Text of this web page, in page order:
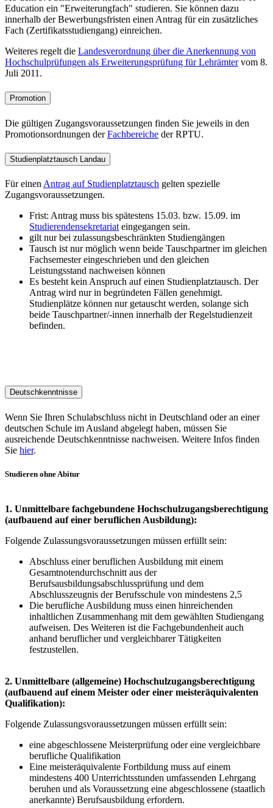
Education ein "Erweiterungfach" studieren. Sie können dazu
innerhalb der Bewerbungsfristen einen Antrag für ein zusätzliches
Fach (Zertifikatsstudiengang) einreichen.
Weiteres regelt die Landesverordnung über die Anerkennung von
Hochschulprüfungen als Erweiterungsprüfung für Lehrämtervom 8.
Juli 2011.
Promotion
Die gültigen Zugangsvoraussetzungen finden Sie jeweils in den
Promotionsordnungen derFachbereiche der RPTU.
Studienplatztausch Landau
Für einen Antrag auf Studienplatztausch gelten spezielle
Zugangsvoraussetzungen.
Frist: Antrag muss bis spätestens 15.03. bzw. 15.09. im
Studierendensekretariat eingegangen sein.
gilt nur bei zulassungsbeschränkten Studiengängen
Tausch ist nur möglich wenn beide Tauschpartner im gleichen
Fachsemester eingeschrieben und den gleichen
Leistungsstand nachweisen können
Es besteht kein Anspruch auf einen Studienplatztausch. Der
Antrag wird nur in begründeten Fällen genehmigt.
Studienplätze können nur getauscht werden, solange sich
beide Tauschpartner/-innen innerhalb der Regelstudienzeit
befinden.
Deutschkenntnisse
Wenn Sie Ihren Schulabschluss nicht in Deutschland oder an einer
deutschen Schule im Ausland abgelegt haben, müssen Sie
ausreichende Deutschkenntnisse nachweisen. Weitere Infos finden
Sie hier.
Studieren ohne Abitur
1. Unmittelbare fachgebundene Hochschulzugangsberechtigung
(aufbauend auf einer beruflichen Ausbildung):
Folgende Zulassungsvoraussetzungen müssen erfüllt sein:
Abschluss einer beruflichen Ausbildung mit einem
Gesamtnotendurchschnitt aus der
Berufsausbildungsabschlussprüfung und dem
Abschlusszeugnis der Berufsschule von mindestens 2,5
Die berufliche Ausbildung muss einen hinreichenden
inhaltlichen Zusammenhang mit dem gewählten Studiengang
aufweisen. Des Weiteren ist die Fachgebundenheit auch
anhand beruflicher und vergleichbarer Tätigkeiten
festzustellen.
2. Unmittelbare (allgemeine) Hochschulzugangsberechtigung
(aufbauend auf einem Meister oder einer meisteräquivalenten
Qualifikation):
Folgende Zulassungsvoraussetzungen müssen erfüllt sein:
eine abgeschlossene Meisterprüfung oder eine vergleichbare
berufliche Qualifikation
Eine meisteräquivalente Fortbildung muss auf einem
mindestens 400 Unterrichtsstunden umfassenden Lehrgang
beruhen und als Voraussetzung eine abgeschlossene (staatlich
anerkannte) Berufsausbildung erfordern.